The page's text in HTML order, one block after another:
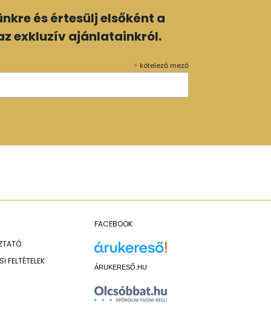
és értesülj elsőként a
exkluzív ajánlatainkról.
* kötelező mező
FELTÉTELEK
FACEBOOK
ÁRUKERESŐ.HU